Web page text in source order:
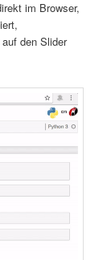
im Browser,
den Slider